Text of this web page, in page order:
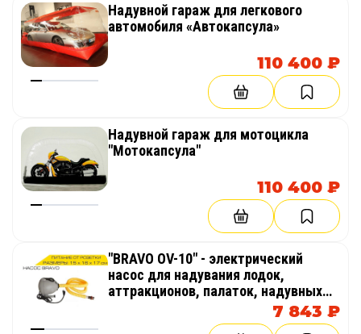
Надувной гараж для легкового
автомобиля «Автокапсула»
110 400 ₽
Надувной гараж для мотоцикла
"Мотокапсула"
110 400 ₽
"BRAVO OV-10" - электрический
насос для надувания лодок,
аттракционов, палаток, надувных
7 843 ₽